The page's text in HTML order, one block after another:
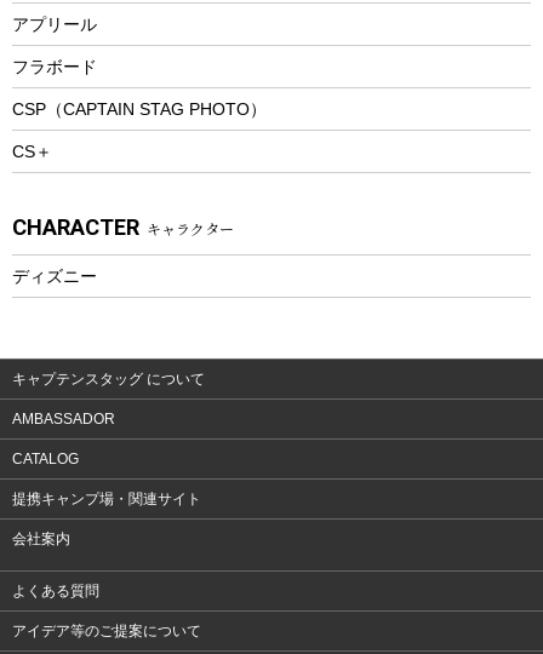
トレッキング
トレッキングアクセサリー
プレイグッズ
ウェルネス
ウェア、タオル
ウェア
アプリール
フラボード
CSP（CAPTAIN STAG PHOTO）
CS＋
CHARACTER キャラクター
ディズニー
キャプテンスタッグ について
AMBASSADOR
CATALOG
提携キャンプ場・関連サイト
会社案内
よくある質問
アイデア等のご提案について